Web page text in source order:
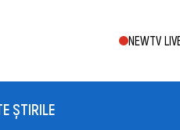
NEWTV
ȘTIRILE